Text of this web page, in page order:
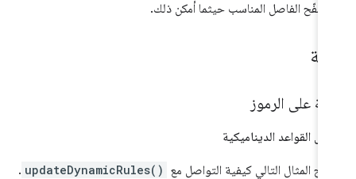
الفاصل المناسب حيثما أمكن ذلك.
على الرموز
القواعد الديناميكية
المثال التالي كيفية التواصل مع updateDynamicRules()
.